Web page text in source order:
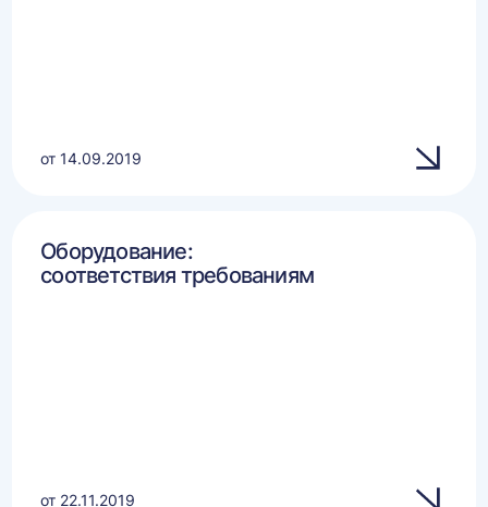
от 14.09.2019
Оборудование:
соответствия требованиям
от 22.11.2019